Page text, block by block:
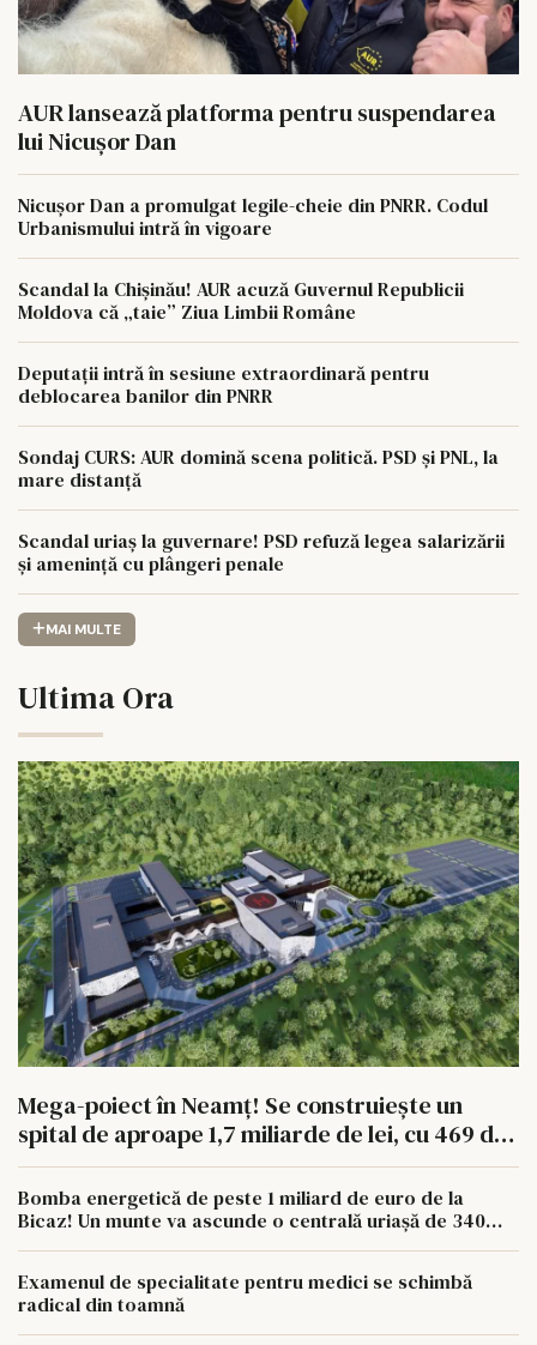
AUR lansează platforma pentru suspendarea
lui Nicușor Dan
Nicușor Dan a promulgat legile-cheie din PNRR. Codul
Urbanismului intră în vigoare
Scandal la Chișinău! AUR acuză Guvernul Republicii
Moldova că „taie” Ziua Limbii Române
Deputații intră în sesiune extraordinară pentru
deblocarea banilor din PNRR
Sondaj CURS: AUR domină scena politică. PSD și PNL, la
mare distanță
Scandal uriaș la guvernare! PSD refuză legea salarizării
și amenință cu plângeri penale
MAI MULTE
Ultima Ora
Mega-poiect în Neamț! Se construiește un
spital de aproape 1,7 miliarde de lei, cu 469 de
paturi
Bomba energetică de peste 1 miliard de euro de la
Bicaz! Un munte va ascunde o centrală uriașă de 340
Examenul de specialitate pentru medici se schimbă
radical din toamnă